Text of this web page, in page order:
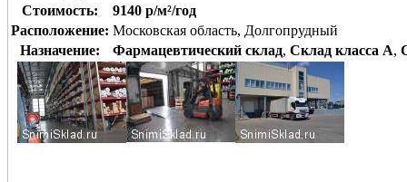
Стоимость:
9140 р/м²/год
Расположение: Московская область, Долгопрудный
Назначение:
Фармацевтический склад, Склад класса A,